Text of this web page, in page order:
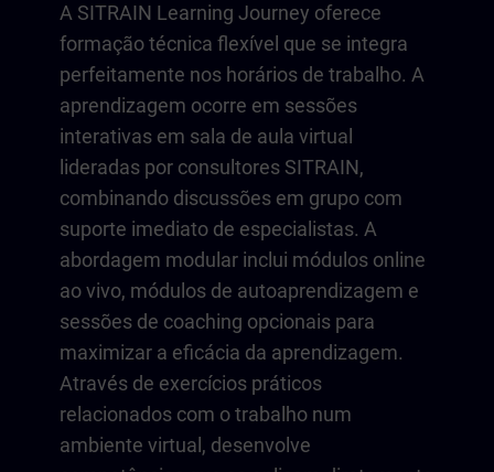
A SITRAIN Learning Journey oferece
formação técnica flexível que se integra
perfeitamente nos horários de trabalho. A
aprendizagem ocorre em sessões
interativas em sala de aula virtual
lideradas por consultores SITRAIN,
combinando discussões em grupo com
suporte imediato de especialistas. A
abordagem modular inclui módulos online
ao vivo, módulos de autoaprendizagem e
sessões de coaching opcionais para
maximizar a eficácia da aprendizagem.
Através de exercícios práticos
relacionados com o trabalho num
ambiente virtual, desenvolve